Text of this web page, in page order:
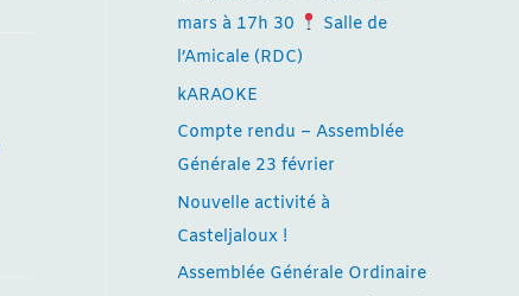
mars à 17h 30
Salle de
l’Amicale (RDC)
kARAOKE
Compte rendu – Assemblée
Générale 23 février
Nouvelle activité à
Casteljaloux !
Assemblée Générale Ordinaire